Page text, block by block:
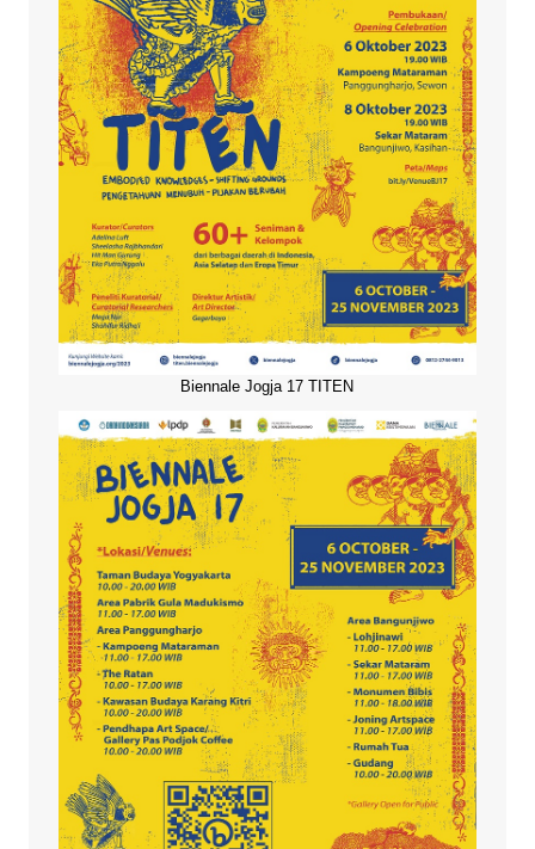
Biennale Jogja 17 TITEN